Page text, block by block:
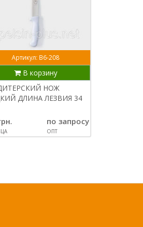
Артикул: В6-208
В корзину
НОЖ
ДЛИНА ЛЕЗВИЯ 34
по запросу
ОПТ